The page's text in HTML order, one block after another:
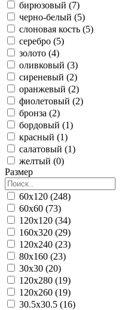
бирюзовый (7)
черно-белый (5)
слоновая кость (5)
серебро (5)
золото (4)
оливковый (3)
сиреневый (2)
оранжевый (2)
фиолетовый (2)
бронза (2)
бордовый (1)
красный (1)
салатовый (1)
желтый (0)
Размер
60x120 (248)
60x60 (73)
120x120 (34)
160x320 (29)
120x240 (23)
80x160 (23)
30x30 (20)
120x280 (19)
120x260 (19)
30.5x30.5 (16)